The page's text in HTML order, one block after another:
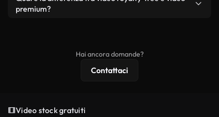
all'uso.
nostri video. Assicuratevi solo che il prodotto
premium?
Hai ancora domande?
Contattaci
Video stock gratuiti